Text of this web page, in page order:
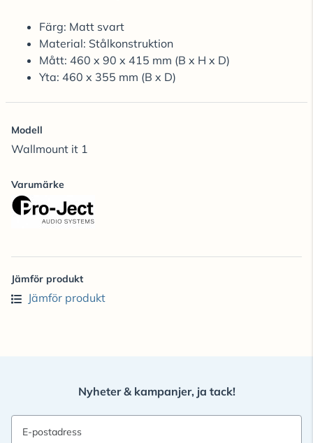
Färg: Matt svart
Material: Stålkonstruktion
Mått: 460 x 90 x 415 mm (B x H x D)
Yta: 460 x 355 mm (B x D)
Modell
Wallmount it 1
Varumärke
Jämför produkt
Jämför produkt
Nyheter & kampanjer, ja tack!
E-postadress